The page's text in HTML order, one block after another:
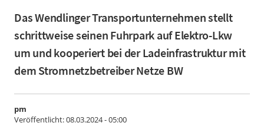
Das Wendlinger Transportunternehmen stellt
schrittweise seinen Fuhrpark auf Elektro-Lkw
um und kooperiert bei der Ladeinfrastruktur mit
dem Stromnetzbetreiber Netze BW
pm
Veröffentlicht:08.03.2024 - 05:00